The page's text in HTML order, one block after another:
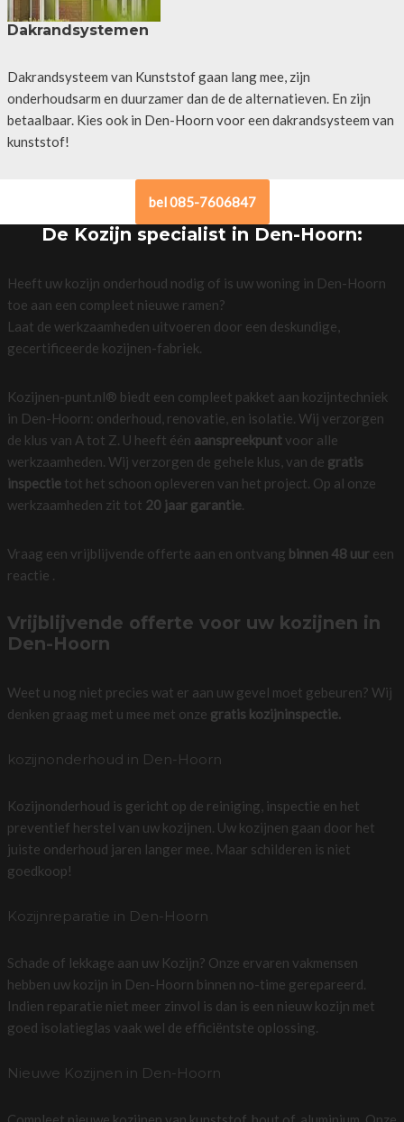
Dakrandsystemen
Dakrandsysteem van Kunststof gaan lang mee, zijn
onderhoudsarm en duurzamer dan de de alternatieven. En zijn
betaalbaar. Kies ook in Den-Hoorn voor een dakrandsysteem van
kunststof!
bel 085-7606847
De Kozijn specialist in Den-Hoorn:
Heeft uw kozijn onderhoud nodig of is uw woning in Den-Hoorn
toe aan een compleet nieuwe ramen?
Laat de werkzaamheden uitvoeren door een deskundige,
gecertificeerde kozijnen-fabriek.
Kozijnen-punt.nl® biedt een compleet pakket aan kozijntechniek
in Den-Hoorn: onderhoud, renovatie, en isolatie. Wij verzorgen
de klus van A tot Z. U heeft één aanspreekpuntvoor alle
werkzaamheden. Wij verzorgen de gehele klus, van de gratis
inspectietot het schoon opleveren van het project. Op al onze
werkzaamheden zit tot 20 jaar garantie.
Vraag een vrijblijvende offerte aan en ontvang binnen 48 uureen
reactie .
Vrijblijvende offerte voor uw kozijnen in
Den-Hoorn
Weet u nog niet precies wat er aan uw gevel moet gebeuren? Wij
denken graag met u mee met onze gratis kozijninspectie.
kozijnonderhoud in Den-Hoorn
Kozijnonderhoud is gericht op de reiniging, inspectie en het
preventief herstel van uw kozijnen. Uw kozijnen gaan door het
juiste onderhoud jaren langer mee. Maar schilderen is niet
goedkoop!
Kozijnreparatie in Den-Hoorn
Schade of lekkage aan uw Kozijn? Onze ervaren vakmensen
hebben uw kozijn in Den-Hoorn binnen no-time gerepareerd.
Indien reparatie niet meer zinvol is dan is een nieuw kozijn met
goed isolatieglas vaak wel de efficiëntste oplossing.
Nieuwe Kozijnen in Den-Hoorn